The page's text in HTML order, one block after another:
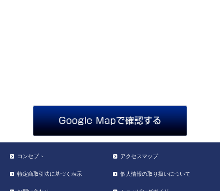
コンセプト アクセスマップ
特定商取引法に基づく表示 個人情報の取り扱いについて